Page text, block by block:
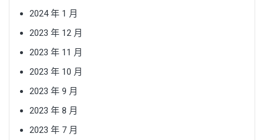
2024 年 1 月
2023 年 12 月
2023 年 11 月
2023 年 10 月
2023 年 9 月
2023 年 8 月
2023 年 7 月